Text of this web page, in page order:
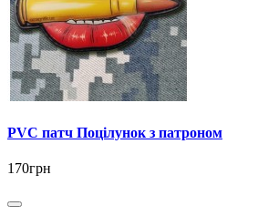
PVC патч Поцілунок з патроном
170грн